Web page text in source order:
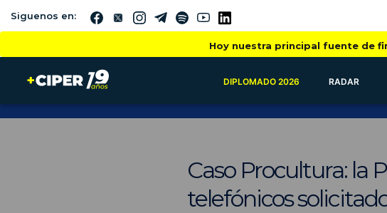
Siguenos en:
Hoy nuestra principal fuente de
DIPLOMADO 2026 RADAR
Caso Procultura: la
telefónicos